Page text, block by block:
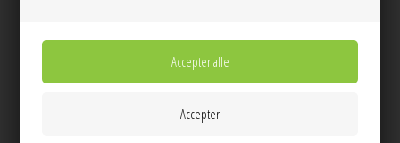
Farver: Off White